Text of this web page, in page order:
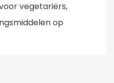
vegetariërs,
op